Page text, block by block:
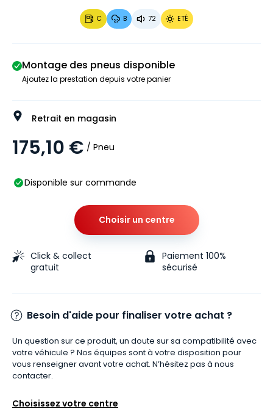
C B 72 ETÉ
Montage des pneus disponible
Ajoutez la prestation depuis votre panier
Retrait en magasin
175,10 € / Pneu
Disponible sur commande
Choisir un centre
Click & collect
gratuit
Paiement 100%
sécurisé
Besoin d'aide pour finaliser votre achat ?
Un question sur ce produit, un doute sur sa compatibilité avec
votre véhicule ? Nos équipes sont à votre disposition pour
vous renseigner avant votre achat. N’hésitez pas à nous
contacter.
Choisissez votre centre